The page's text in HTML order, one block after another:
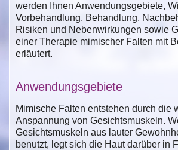
werden Ihnen Anwendungsgebiete,
Vorbehandlung, Behandlung,
Risiken und Nebenwirkungen sowie
einer Therapie mimischer Falten mit
erläutert.
Anwendungsgebiete
Mimische Falten entstehen durch die
Anspannung von Gesichtsmuskeln.
Gesichtsmuskeln aus lauter
benutzt, legt sich die Haut darüber in